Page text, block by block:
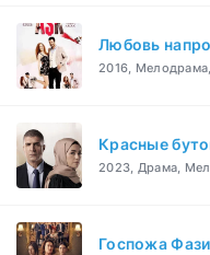
Любовь
2016,
Красные
2023, Драма,
Госпожа